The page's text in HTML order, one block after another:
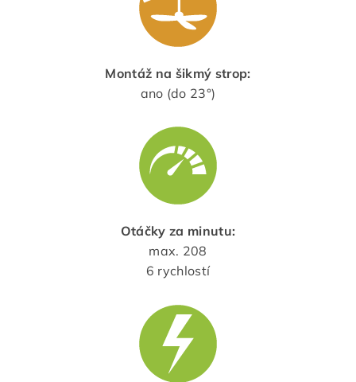
Montáž na šikmý strop:
ano (do 23°)
Otáčky za minutu:
max. 208
6 rychlostí